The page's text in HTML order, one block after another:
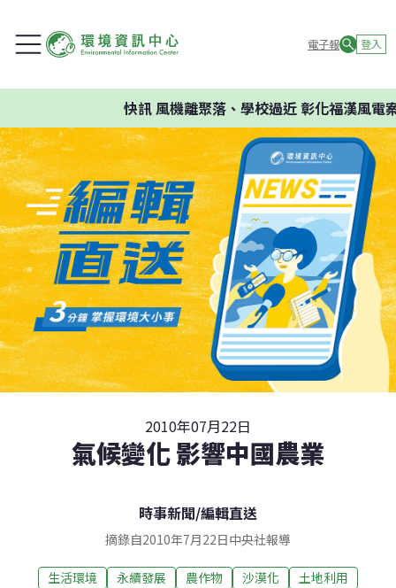
電子報 登入
快訊風機離聚落、學校過近 彰化福漢風電案
2010年07月22日
氣候變化 影響中國農業
時事新聞/編輯直送
摘錄自2010年7月22日中央社報導
生活環境 永續發展 農作物 沙漠化
土地利用